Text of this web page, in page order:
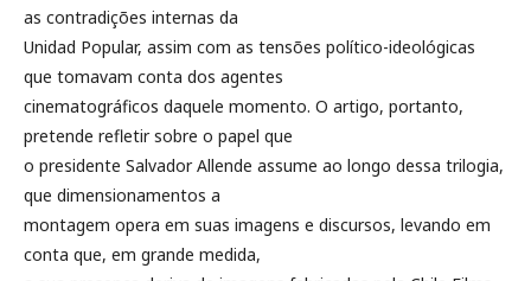
as contradições internas da
Unidad Popular, assim com as tensões político-ideológicas
que tomavam conta dos agentes
cinematográficos daquele momento. O artigo, portanto,
pretende refletir sobre o papel que
o presidente Salvador Allende assume ao longo dessa trilogia,
que dimensionamentos a
montagem opera em suas imagens e discursos, levando em
conta que, em grande medida,